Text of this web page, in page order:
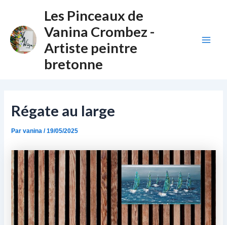
contenu
Les Pinceaux de
Vanina Crombez -
Artiste peintre
bretonne
Régate au large
Parvanina/19/05/2025
articles